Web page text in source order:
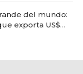
del mundo:
exporta US$